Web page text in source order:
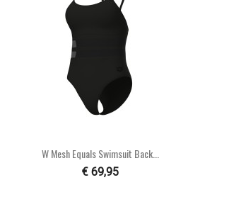
Snel bekijken
W Mesh Equals Swimsuit Back...
€ 69,95